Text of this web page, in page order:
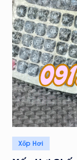
Posted
in
Xốp Hơi